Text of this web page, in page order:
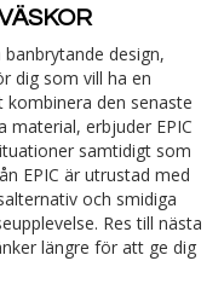
design,
dig som vill ha en
kombinera den senaste
erbjuder EPIC
samtidigt som
EPIC är utrustad med
och smidiga
Res till nästa
längre för att ge dig